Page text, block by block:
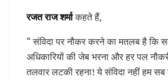
रजत राज शर्माकहते हैं,
“ संविदा पर नौकर करने का मतलब है कि
अधिकारियों की जेब भरना और हर पल
तलवार लटकी रहना! ये संविदा नहीं हम